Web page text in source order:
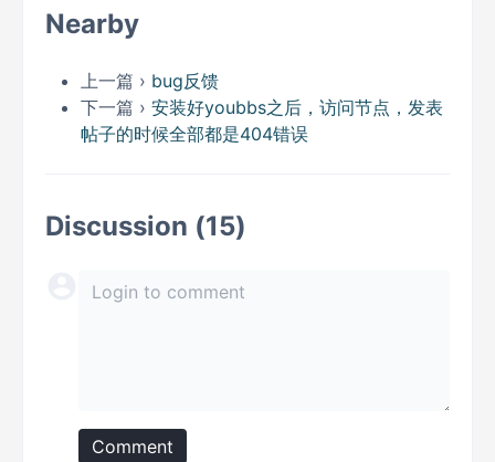
Nearby
上一篇 › bug反馈
下一篇 › 安装好youbbs之后，访问节点，发表
帖子的时候全部都是404错误
Discussion (15)
Comment